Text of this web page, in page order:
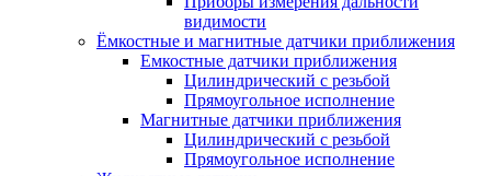
видимости
Ёмкостные и магнитные датчики приближения
Емкостные датчики приближения
Цилиндрический с резьбой
Прямоугольное исполнение
Магнитные датчики приближения
Цилиндрический с резьбой
Прямоугольное исполнение